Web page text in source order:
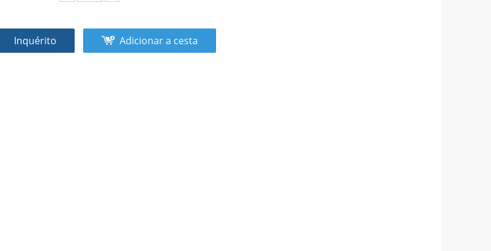
Inquérito Adicionar a cesta